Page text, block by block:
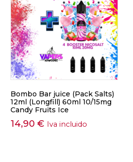
Bombo Bar juice (Pack Salts)
12ml (Longfill) 60ml 10/15mg
Candy Fruits Ice
14,90 € Iva incluido